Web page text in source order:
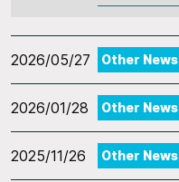
2026/05/27 Other News
2026/01/28 Other News
2025/11/26 Other News